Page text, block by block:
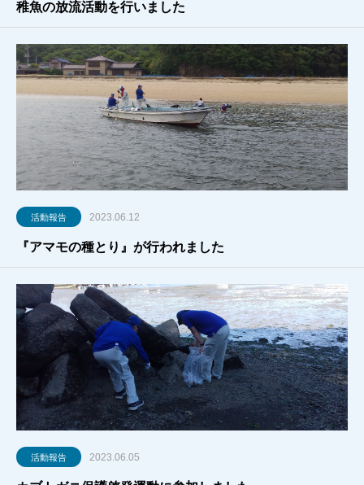
稚魚の放流活動を行いました
活動報告 2023.06.12
『アマモの種とり』が行われました
活動報告 2023.06.05